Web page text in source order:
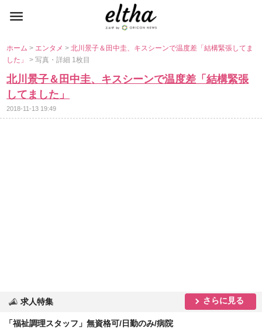
ホーム> エンタメ>北川景子＆田中圭、キスシーンで温度差「結構緊張してま
した」> 写真・詳細 1枚目
北川景子＆田中圭、キスシーンで温度差「結構緊張
してました」
2018-11-13 19:49
求人特集 さらに見る
「福祉調理スタッフ」無資格可/日勤のみ/病院